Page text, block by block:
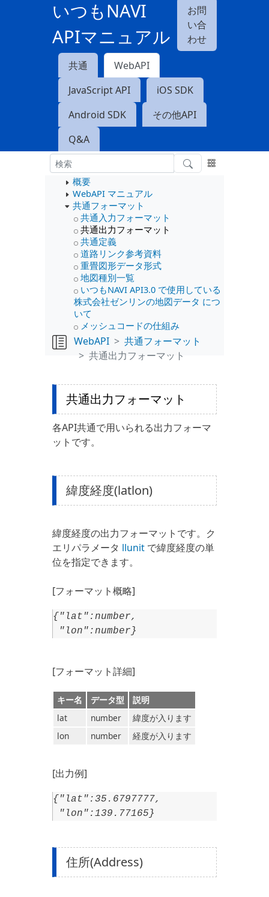
いつもNAVI
APIマニュアル
お問
い合
わせ
共通
WebAPI
JavaScript API
iOS SDK
Android SDK
その他API
Q&A
概要
WebAPI マニュアル
共通フォーマット
共通入力フォーマット
共通出力フォーマット
共通定義
道路リンク参考資料
重畳図形データ形式
地図種別一覧
いつもNAVI API3.0 で使用している
株式会社ゼンリンの地図データ につ
いて
メッシュコードの仕組み
WebAPI
共通フォーマット
共通出力フォーマット
共通出力フォーマット
各API共通で用いられる出力フォーマ
ットです。
緯度経度(latlon)
緯度経度の出力フォーマットです。ク
エリパラメータ llunitで緯度経度の単
位を指定できます。
[フォーマット概略]
{"lat":number,
"lon":number}
[フォーマット詳細]
キー名 データ型
説明
lat
number
緯度が入ります
lon
number 経度が入ります
[出力例]
{"lat":35.6797777,
"lon":139.77165}
住所(Address)